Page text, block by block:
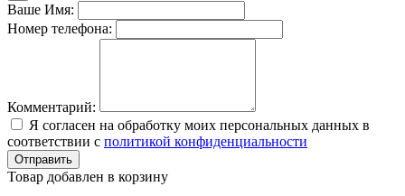
Ваше Имя:
Номер телефона:
Комментарий:
Я согласен на обработку моих персональных данных в
соответствии с политикой конфиденциальности
Отправить
Товар добавлен в корзину